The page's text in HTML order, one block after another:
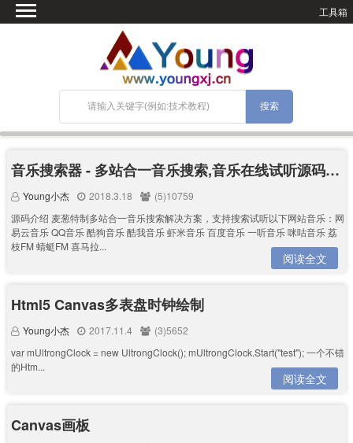
工具箱
网站搭建
关于Blog
宝塔面板
音乐搜索器 - 多站合一音乐搜索,音乐在线试听源码分享
Young小杰 2018.3.18
(5)10759
源码介绍 麦葱特制多站合一音乐搜索解决方案，支持搜索试听以下网站音乐：网
易云音乐 QQ音乐 酷狗音乐 酷我音乐 虾米音乐 百度音乐 一听音乐 咪咕音乐 荔
枝FM 蜻蜓FM 喜马拉...
阅读全文
Html5 Canvas多表盘时钟绘制
Young小杰 2017.11.4
(3)5652
var mUltrongClock = new UltrongClock(); mUltrongClock.Start("test"); 一个不错
的Htm...
阅读全文
Canvas画板